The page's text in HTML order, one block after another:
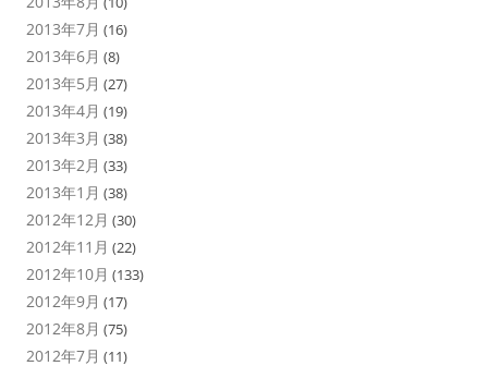
2013年7月 (16)
2013年6月 (8)
2013年5月 (27)
2013年4月 (19)
2013年3月 (38)
2013年2月 (33)
2013年1月 (38)
2012年12月 (30)
2012年11月 (22)
2012年10月 (133)
2012年9月 (17)
2012年8月 (75)
2012年7月 (11)